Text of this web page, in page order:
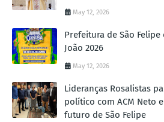
May 12, 2026
Prefeitura de São
João 2026
May 12, 2026
Lideranças Rosalistas
político com ACM Neto
futuro de São Felipe